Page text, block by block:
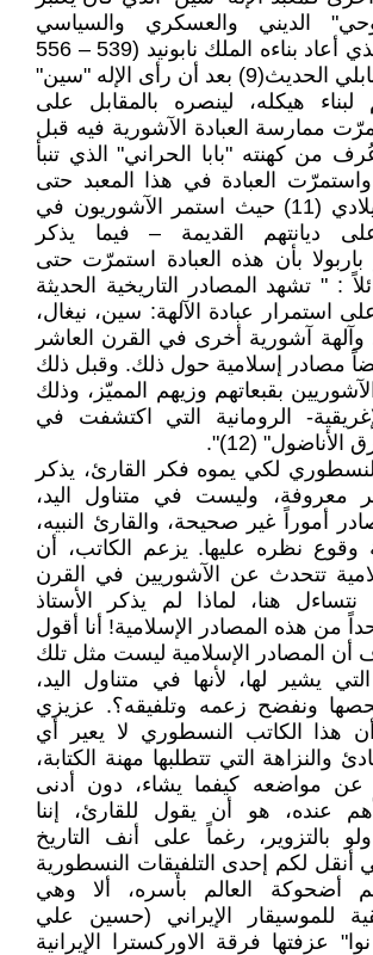
الديني والعسكري والسياسي
للآشوريين(8)، والذي أعاد بناءه الملك نابونيد (539 – 556
ق.م) في العهد البابلي الحديث(9) بعد أن رأى الإله "سين"
لبناء هيكله، لينصره بالمقابل على
استمرّت ممارسة العبادة الآشورية فيه قبل
من كهنته "بابا الحراني" الذي تنبأ
العبادة في هذا المعبد حتى
القرن التاسع الميلادي (11) حيث استمر الآشوريون في
ديانتهم القديمة – فيما يذكر
بأن هذه العبادة استمرّت حتى
: " تشهد المصادر التاريخية الحديثة
استمرار عبادة الآلهة: سين، نيغال،
وآلهة آشورية أخرى في القرن العاشر
مصادر إسلامية حول ذلك. وقبل ذلك
بقبعاتهم وزيهم المميّز، وذلك
الرومانية التي اكتشفت في
(12)".
لكي يموه فكر القارئ، يذكر
معروفة، وليست في متناول اليد،
أموراً غير صحيحة، والقارئ النبيه،
وقوع نظره عليها. يزعم الكاتب، أن
تتحدث عن الآشوريين في القرن
نتساءل هنا، لماذا لم يذكر الأستاذ
من هذه المصادر الإسلامية! أنا أقول
أن المصادر الإسلامية ليست مثل تلك
يشير لها، لأنها في متناول اليد،
ونفضح زعمه وتلفيقه؟. عزيزي
هذا الكاتب النسطوري لا يعير أي
والنزاهة التي تتطلبها مهنة الكتابة،
مواضعه كيفما يشاء، دون أدنى
عنده، هو أن يقول للقارئ، إننا
بالتزوير، رغماً على أنف التاريخ
أنقل لكم إحدى التلفيقات النسطورية
أضحوكة العالم بأسره، ألا وهي
للموسيقار الإيراني (حسين علي
عزفتها فرقة الاوركسترا الإيرانية